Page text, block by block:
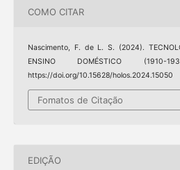
COMO CITAR
Nascimento, F. de L. S. (2024).
ENSINO DOMÉSTICO (1910-
https://doi.org/10.15628/holos.2024.15050
Fomatos de Citação
EDIÇÃO